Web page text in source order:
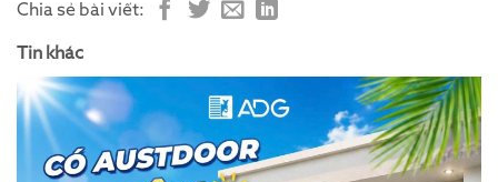
Chia sẻ bài viết:
Tin khác